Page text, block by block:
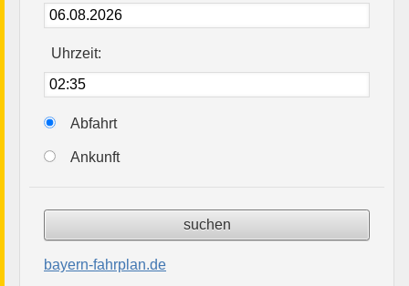
Uhrzeit:
Abfahrt
Ankunft
bayern-fahrplan.de